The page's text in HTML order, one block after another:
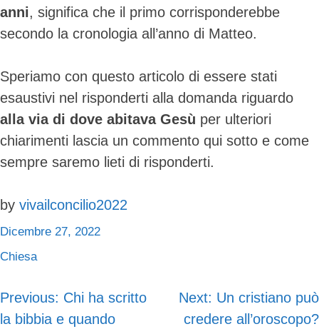
anni, significa che il primo corrisponderebbe
secondo la cronologia all’anno di Matteo.
Speriamo con questo articolo di essere stati
esaustivi nel risponderti alla domanda riguardo
alla via di dove abitava Gesù per ulteriori
chiarimenti lascia un commento qui sotto e come
sempre saremo lieti di risponderti.
by vivailconcilio2022
Dicembre 27, 2022
Chiesa
Navigazione
Previous: Chi ha scritto
la bibbia e quando
Next: Un cristiano può
credere all’oroscopo?